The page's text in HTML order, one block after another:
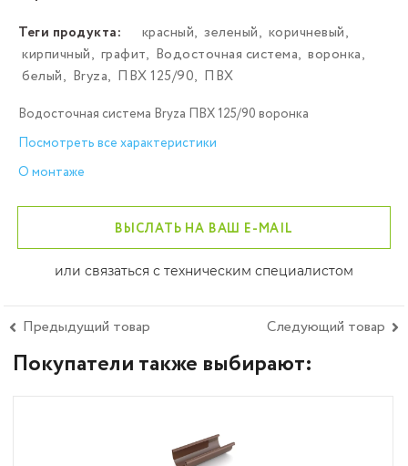
Теги продукта:
красный, зеленый, коричневый,
кирпичный, графит, Водосточная система, воронка,
белый, Bryza, ПВХ 125/90, ПВХ
Водосточная система Bryza ПВХ 125/90 воронка
Посмотреть все характеристики
О монтаже
ВЫСЛАТЬ НА ВАШ E-MAIL
или связаться с техническим специалистом
Предыдущий товар Следующий товар
Покупатели также выбирают: